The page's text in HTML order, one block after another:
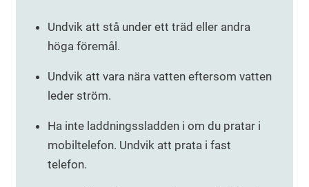
Undvik att stå under ett träd eller andra
höga föremål.
Undvik att vara nära vatten eftersom vatten
leder ström.
Ha inte laddningssladden i om du pratar i
mobiltelefon. Undvik att prata i fast
telefon.